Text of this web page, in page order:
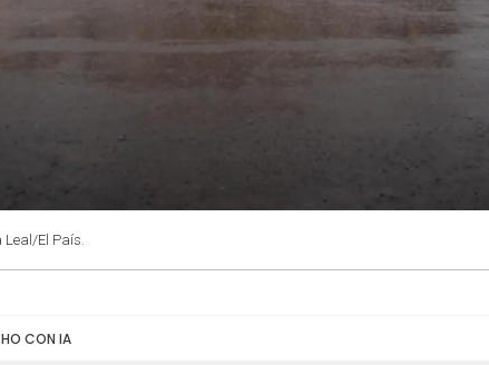
Leal/El País.
CON IA